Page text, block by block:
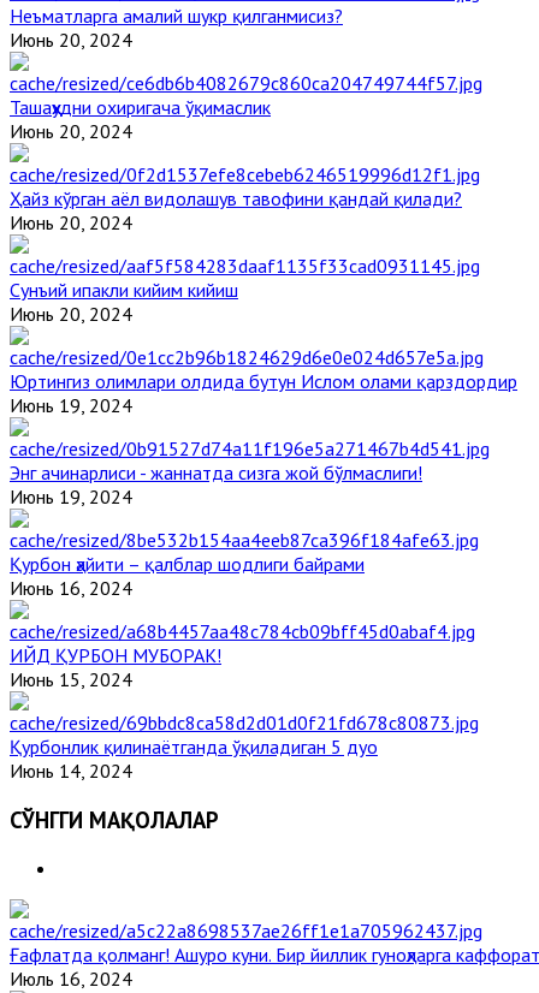
Неъматларга амалий шукр қилганмисиз?
Июнь 20, 2024
Ташаҳҳудни охиригача ўқимаслик
Июнь 20, 2024
Ҳайз кўрган аёл видолашув тавофини қандай қилади?
Июнь 20, 2024
Сунъий ипакли кийим кийиш
Июнь 20, 2024
Юртингиз олимлари олдида бутун Ислом олами қарздордир
Июнь 19, 2024
Энг ачинарлиси - жаннатда сизга жой бўлмаслиги!
Июнь 19, 2024
Қурбон ҳайити – қалблар шодлиги байрами
Июнь 16, 2024
ИЙД ҚУРБОН МУБОРАК!
Июнь 15, 2024
Қурбонлик қилинаётганда ўқиладиган 5 дуо
Июнь 14, 2024
СЎНГГИ МАҚОЛАЛАР
Ғафлатда қолманг! Ашуро куни. Бир йиллик гуноҳларга
Июль 16, 2024